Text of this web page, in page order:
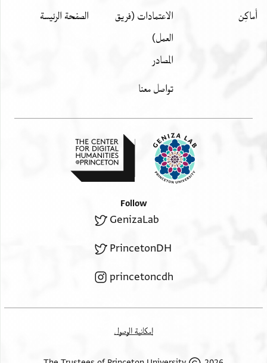
أَماكِن
الاعتمادات (فريق
العمل)
المصادر
تواصل معنا
الصفحة الرئيسة
Follow
GenizaLab
PrincetonDH
princetoncdh
إمكانية الوصول